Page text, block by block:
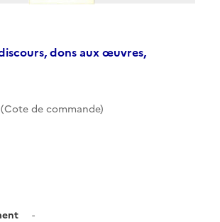
dons aux œuvres,
de commande)
-